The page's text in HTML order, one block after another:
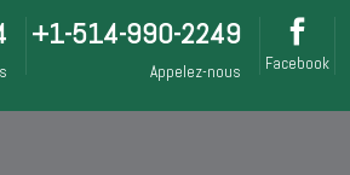
+1-514-990-2249
Appelez-nous Facebook